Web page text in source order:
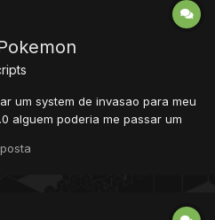
um system de invasao para meu
alguem poderia me passar um